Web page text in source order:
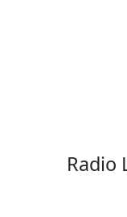
Radio